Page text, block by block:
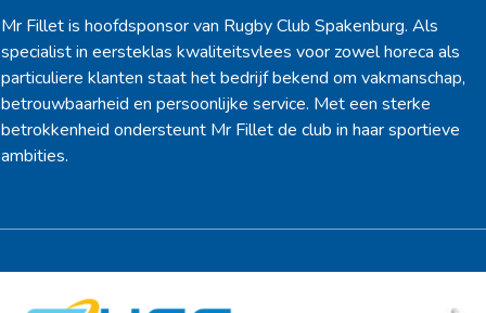
Mr Fillet is hoofdsponsor van Rugby Club Spakenburg. Als
specialist in eersteklas kwaliteitsvlees voor zowel horeca als
particuliere klanten staat het bedrijf bekend om vakmanschap,
betrouwbaarheid en persoonlijke service. Met een sterke
betrokkenheid ondersteunt Mr Fillet de club in haar sportieve
ambities.